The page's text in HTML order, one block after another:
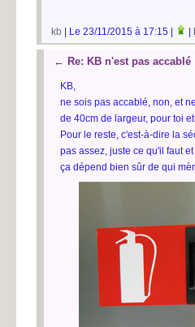
kb | Le 23/11/2015 à 17:15 |
← Re: KB n'est pas accablé
KB,
ne sois pas accablé, non, et
de 40cm de largeur, pour toi
Pour le reste, c'est-à-dire la
pas assez, juste ce qu'il faut
ça dépend bien sûr de qui